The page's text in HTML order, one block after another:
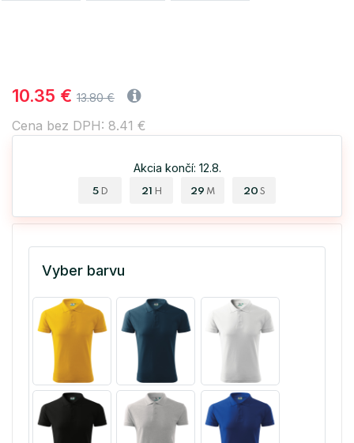
10.35 € 13.80 €
Cena bez DPH: 8.41 €
Akcia končí: 12.8.
5 D 21 H 29 M 19 S
Vyber barvu